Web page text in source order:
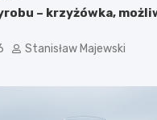
– krzyżówka,
Stanisław Majewski